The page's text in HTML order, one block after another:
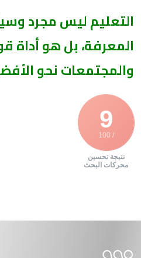
التعليم ليس مجرد
المعرفة، بل هو أداة
والمجتمعات نحو
9
/ 100
نتيجة تحسين
محركات البحث